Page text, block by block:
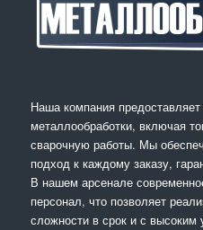
Наша компания
металлообработки, включая
сварочную работы. Мы
подход к каждому заказу,
В нашем арсенале
персонал, что позволяет
сложности в срок и с высоким